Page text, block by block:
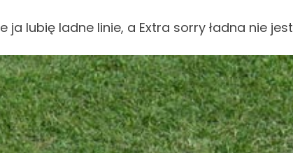
lubię ladne linie, a Extra sorry ładna nie jest